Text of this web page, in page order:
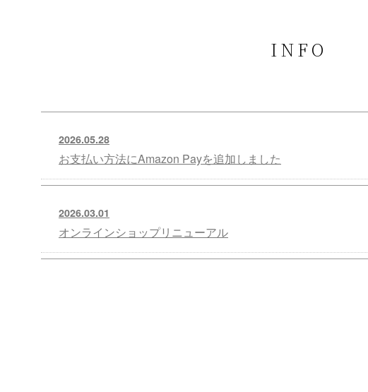
INFO
2026.05.28
お支払い方法にAmazon Payを追加しました
2026.03.01
オンラインショップリニューアル